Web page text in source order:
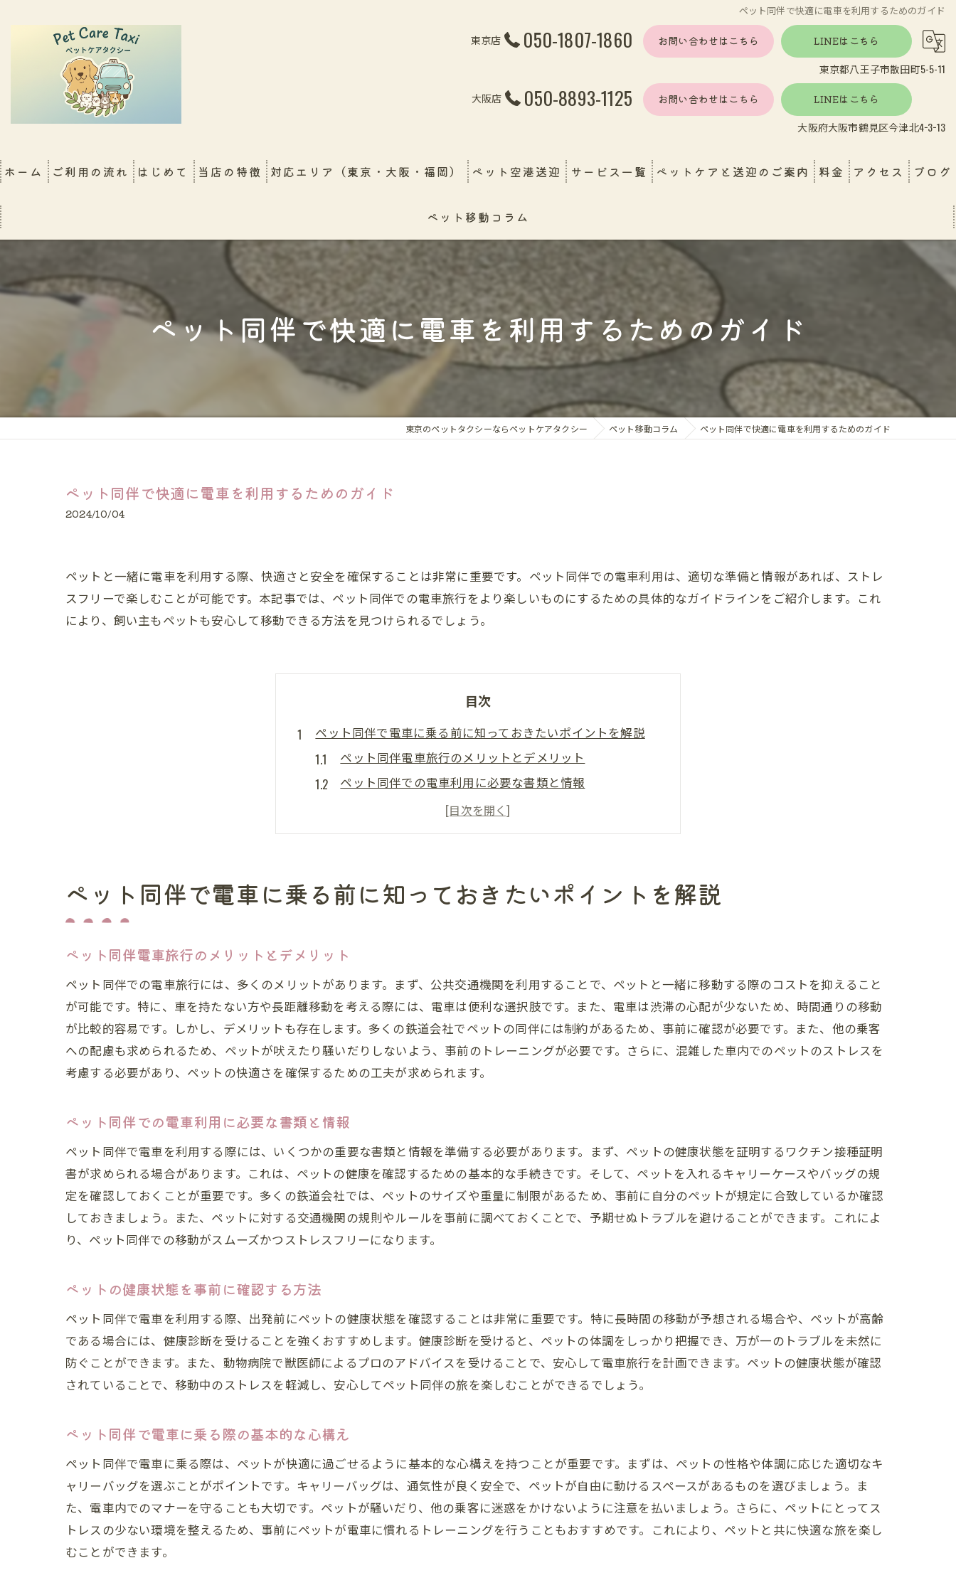
ペット同伴で快適に電車を利用するためのガイド
東京店 050-1807-1860 お問い合わせはこちら LINEはこちら
東京都八王子市散田町5-5-11
大阪店
050-8893-1125 お問い合わせはこちら LINEはこちら
大阪府大阪市鶴見区今津北4−3−13
ホーム ご利用の流れ はじめて 当店の特徴
シッター同行移動（新幹線・飛行機・フェリー）
対応エリア（東京・大阪・福岡） ペット空港送迎 サービス一覧
幼稚園＆保育園送迎
ペット同伴カフェ送迎
ドッグラン送迎
ホテル・旅館送迎
動物病院同行サポート
ペットケアと送迎のご案内
ペットホテル・ペットケア
おうちで受けられる安心ケア
料金 アクセス ブログ
ペット移動コラム
ペット同伴で快適に電車を利用するためのガイド
東京のペットタクシーならペットケアタクシー ペット移動コラム ペット同伴で快適に電車を利用するためのガイド
ペット同伴で快適に電車を利用するためのガイド
2024/10/04
ペットと一緒に電車を利用する際、快適さと安全を確保することは非常に重要です。ペット同伴での電車利用は、適切な準備と情報があれば、ストレ
スフリーで楽しむことが可能です。本記事では、ペット同伴での電車旅行をより楽しいものにするための具体的なガイドラインをご紹介します。これ
により、飼い主もペットも安心して移動できる方法を見つけられるでしょう。
目次
ペット同伴で電車に乗る前に知っておきたいポイントを解説
ペット同伴電車旅行のメリットとデメリット
ペット同伴での電車利用に必要な書類と情報
ペットの健康状態を事前に確認する方法
ペット同伴で電車に乗る際の基本的な心構え
ペット同伴で電車利用を計画するときのチェックリスト
電車利用時のペット同伴ルールとエチケットを確認
他の乗客に配慮するためのエチケットガイド
ペット同伴での電車移動時に避けるべき行動
ペット同伴での公共交通機関の利用マナー
電車内でのペットの居場所と管理方法
電車利用時にペットを落ち着かせるコツ
ペット同伴での電車旅行を快適にするための事前準備ガイド
電車利用時におすすめのペットキャリー選び
ペットの快適さを考慮した移動準備のポイント
ペット用の旅行キットを準備する方法
ペットのストレスを軽減するアイテムの選び方
電車旅行を楽しむためのペットとのコミュニケーション法
ストレスを感じやすいペットへの対応策
ペットがリラックスするための環境作り
電車に乗る前にペットを落ち着かせる方法
ペット同伴の電車旅で気を付けるべき安全対策
ペットの安全を確保するための準備
電車乗車中のペットの健康管理法
非常事態に備えた緊急対応策
ペットが電車内で逃げ出さないようにする工夫
ペット同伴で電車に乗る前に知っておきたいポイントを解説
ペット同伴電車旅行のメリットとデメリット
ペット同伴での電車旅行には、多くのメリットがあります。まず、公共交通機関を利用することで、ペットと一緒に移動する際のコストを抑えること
が可能です。特に、車を持たない方や長距離移動を考える際には、電車は便利な選択肢です。また、電車は渋滞の心配が少ないため、時間通りの移動
が比較的容易です。しかし、デメリットも存在します。多くの鉄道会社でペットの同伴には制約があるため、事前に確認が必要です。また、他の乗客
への配慮も求められるため、ペットが吠えたり騒いだりしないよう、事前のトレーニングが必要です。さらに、混雑した車内でのペットのストレスを
考慮する必要があり、ペットの快適さを確保するための工夫が求められます。
ペット同伴での電車利用に必要な書類と情報
ペット同伴で電車を利用する際には、いくつかの重要な書類と情報を準備する必要があります。まず、ペットの健康状態を証明するワクチン接種証明
書が求められる場合があります。これは、ペットの健康を確認するための基本的な手続きです。そして、ペットを入れるキャリーケースやバッグの規
定を確認しておくことが重要です。多くの鉄道会社では、ペットのサイズや重量に制限があるため、事前に自分のペットが規定に合致しているか確認
しておきましょう。また、ペットに対する交通機関の規則やルールを事前に調べておくことで、予期せぬトラブルを避けることができます。これによ
り、ペット同伴での移動がスムーズかつストレスフリーになります。
ペットの健康状態を事前に確認する方法
ペット同伴で電車を利用する際、出発前にペットの健康状態を確認することは非常に重要です。特に長時間の移動が予想される場合や、ペットが高齢
である場合には、健康診断を受けることを強くおすすめします。健康診断を受けると、ペットの体調をしっかり把握でき、万が一のトラブルを未然に
防ぐことができます。また、動物病院で獣医師によるプロのアドバイスを受けることで、安心して電車旅行を計画できます。ペットの健康状態が確認
されていることで、移動中のストレスを軽減し、安心してペット同伴の旅を楽しむことができるでしょう。
ペット同伴で電車に乗る際の基本的な心構え
ペット同伴で電車に乗る際は、ペットが快適に過ごせるように基本的な心構えを持つことが重要です。まずは、ペットの性格や体調に応じた適切なキ
ャリーバッグを選ぶことがポイントです。キャリーバッグは、通気性が良く安全で、ペットが自由に動けるスペースがあるものを選びましょう。ま
た、電車内でのマナーを守ることも大切です。ペットが騒いだり、他の乗客に迷惑をかけないように注意を払いましょう。さらに、ペットにとってス
トレスの少ない環境を整えるため、事前にペットが電車に慣れるトレーニングを行うこともおすすめです。これにより、ペットと共に快適な旅を楽し
むことができます。